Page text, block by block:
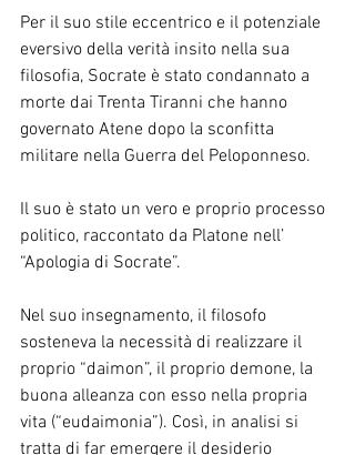
Per il suo stile eccentrico e il potenziale
eversivo della verità insito nella sua
filosofia, Socrate è stato condannato a
morte dai Trenta Tiranni che hanno
governato Atene dopo la sconfitta
militare nella Guerra del Peloponneso.
Il suo è stato un vero e proprio processo
politico, raccontato da Platone nell’
“Apologia di Socrate”.
Nel suo insegnamento, il filosofo
sosteneva la necessità di realizzare il
proprio “daimon”, il proprio demone, la
buona alleanza con esso nella propria
vita (“eudaimonia”). Così, in analisi si
tratta di far emergere il desiderio